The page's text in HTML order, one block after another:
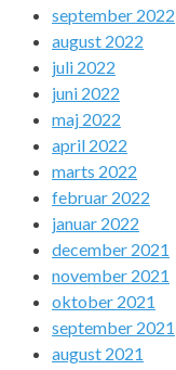
september 2022
august 2022
juli 2022
juni 2022
maj 2022
april 2022
marts 2022
februar 2022
januar 2022
december 2021
november 2021
oktober 2021
september 2021
august 2021